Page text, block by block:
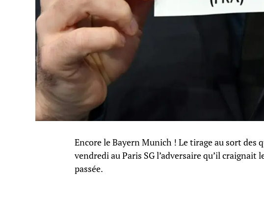
Encore le Bayern Munich ! Le tirage au sort des
vendredi au Paris SG l’adversaire qu’il
passée.